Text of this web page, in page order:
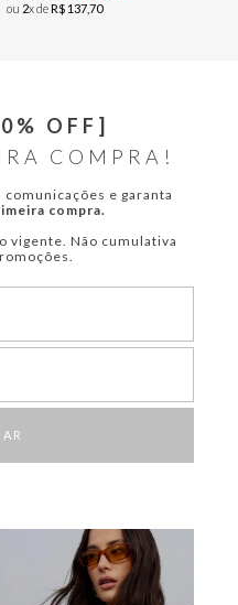
ou 2x deR$ 13770
OFF]
COMPRA!
e garanta
compra.
vigente. Não cumulativa